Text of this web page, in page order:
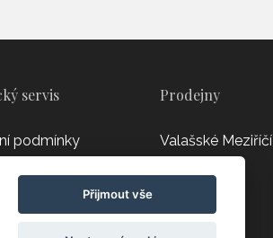
servis
podmínky
a platba
reklamace
Prodejny
Valašské Meziříčí
Olomouc
Přijmout vše